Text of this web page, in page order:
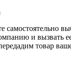
самостоятельно
и вызвать
товар